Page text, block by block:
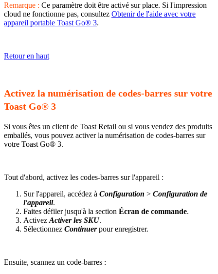
Remarque : Ce paramètre doit être activé sur place. Si l'impression
cloud ne fonctionne pas, consultez Obtenir de l'aide avec votre
appareil portable Toast Go® 3.
Retour en haut
Activez la numérisation de codes-barres sur votre
Toast Go® 3
Si vous êtes un client de Toast Retail ou si vous vendez des produits
emballés, vous pouvez activer la numérisation de codes-barres sur
votre Toast Go® 3.
Tout d'abord, activez les codes-barres sur l'appareil :
Sur l'appareil, accédez à Configuration > Configuration de
l'appareil.
Faites défiler jusqu'à la section Écran de commande.
Activez Activer les SKU.
Sélectionnez Continuerpour enregistrer.
Ensuite, scannez un code-barres :